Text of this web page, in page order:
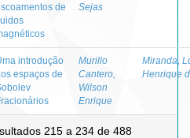
de
Sejas
introdução
espaços de
Murillo
Cantero,
Wilson
Enrique
Miranda,
Henrique
215 a 234 de 488